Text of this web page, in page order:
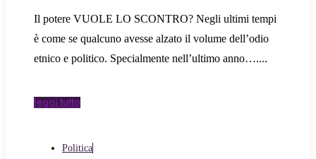
Il potere VUOLE LO SCONTRO? Negli ultimi tempi
è come se qualcuno avesse alzato il volume dell’odio
etnico e politico. Specialmente nell’ultimo anno….
leggi tutto
Politica